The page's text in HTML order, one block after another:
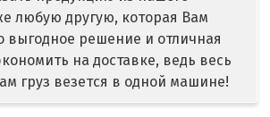
любую другую, которая Вам
выгодное решение и отличная
на доставке, ведь весь
груз везется в одной машине!